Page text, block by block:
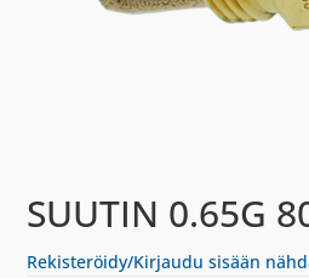
SUUTIN 0.65G
Rekisteröidy/Kirjaudu sisään